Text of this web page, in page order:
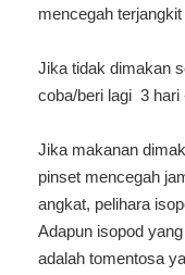
mencegah
Jika tidak dimakan
coba/beri lagi 3 hari
Jika makanan
pinset mencegah
angkat, pelihara
Adapun isopod
adalah tomentosa